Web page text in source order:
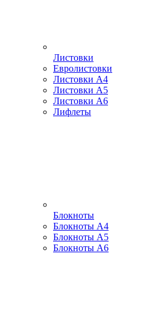
Листовки
Евролистовки
Листовки А4
Листовки А5
Листовки А6
Лифлеты
Блокноты
Блокноты А4
Блокноты А5
Блокноты А6